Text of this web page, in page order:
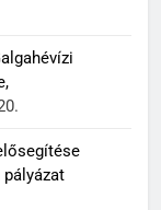
pályázat